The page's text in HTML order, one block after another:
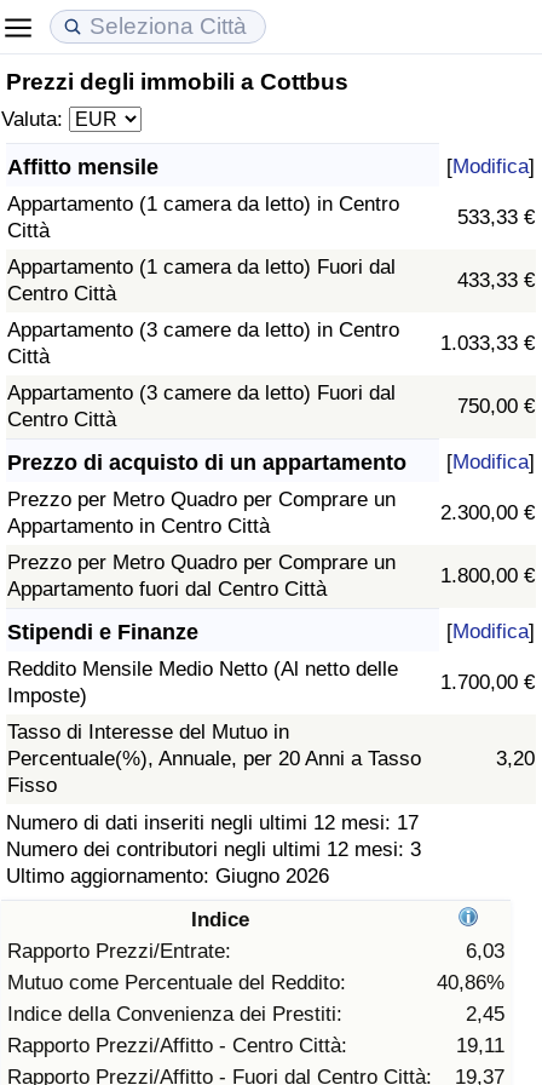
Prezzi degli immobili a Cottbus
Valuta:
Affitto mensile [Modifica]
Appartamento (1 camera da letto) in Centro
Città
533,33 €
Appartamento (1 camera da letto) Fuori dal
Centro Città
433,33 €
Appartamento (3 camere da letto) in Centro
Città
1.033,33 €
Appartamento (3 camere da letto) Fuori dal
Centro Città
750,00 €
Prezzo di acquisto di un appartamento [Modifica]
Prezzo per Metro Quadro per Comprare un
Appartamento in Centro Città
2.300,00 €
Prezzo per Metro Quadro per Comprare un
Appartamento fuori dal Centro Città
1.800,00 €
Stipendi e Finanze [Modifica]
Reddito Mensile Medio Netto (Al netto delle
Imposte)
1.700,00 €
Tasso di Interesse del Mutuo in
Percentuale(%), Annuale, per 20 Anni a Tasso
Fisso
3,20
Numero di dati inseriti negli ultimi 12 mesi: 17
Numero dei contributori negli ultimi 12 mesi: 3
Ultimo aggiornamento: Giugno 2026
Indice
Rapporto Prezzi/Entrate:
6,03
Mutuo come Percentuale del Reddito:
40,86%
Indice della Convenienza dei Prestiti:
2,45
Rapporto Prezzi/Affitto - Centro Città:
19,11
Rapporto Prezzi/Affitto - Fuori dal Centro Città:
19,37
Costo della vita
Indice Del Costo Della Vita (corrente)
Indice Del Costo Della Vita
Indice del Costo della Vita per Nazione
ad Aqaba
Prezzi degli immobili
Indice del Prezzo delle Case (Corrente)
Indice del Prezzo delle Case
Indice del Prezzo delle Case per Nazione
Qualità della Vita
Indice della Qualità della Vita
Indice della Qualità della Vita (Corrente)
Indice della qualità della vita per Paese
Criminalità
Indice del Tasso di Criminalità (Corrente)
Indice della Criminalità
Indice di criminalità per paese
Assistenza Sanitaria
Indice dell’Assistenza Sanitaria (Corrente)
Indice dell’Assistenza Sanitaria
Indice dell’Assistenza Sanitaria per
Nazione
Inquinamento
Indice dell’Inquinamento (Corrente)
Indice di inquinamento
Indice dell’Inquinamento per Nazione